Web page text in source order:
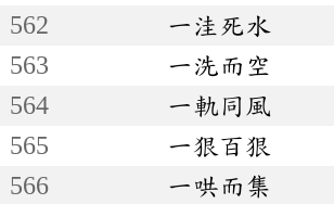
562
一洼死水
563
一洗而空
564
一軌同風
565
一狠百狠
566
一哄而集